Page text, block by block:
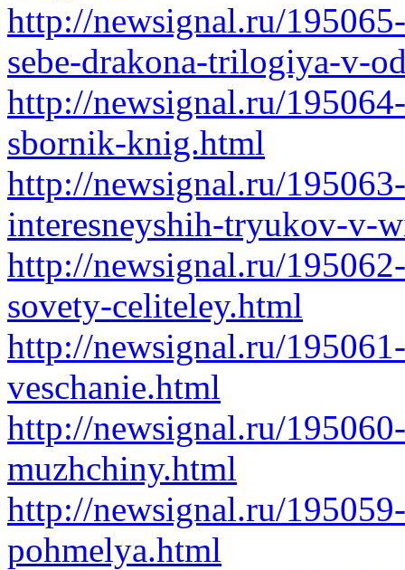
http://newsignal.ru/
sebe-drakona-trilogiya-v-
http://newsignal.ru/
sbornik-knig.html
http://newsignal.ru/
interesneyshih-tryukov-v-
http://newsignal.ru/
sovety-celiteley.html
http://newsignal.ru/
veschanie.html
http://newsignal.ru/
muzhchiny.html
http://newsignal.ru/
pohmelya.html